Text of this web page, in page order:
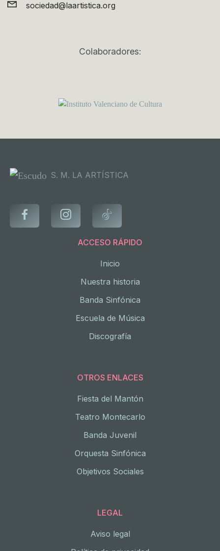
sociedad@laartistica.org
Colaboradores:
S. M. LA ARTÍSTICA
ACCESO RÁPIDO
Inicio
Nuestra historia
Banda Sinfónica
Escuela de Música
Discografía
OTROS ENLACES
Fiesta del Mantón
Teatro Montecarlo
Banda Juvenil
Orquesta Sinfónica
Objetivos Sociales
LEGAL
Aviso legal